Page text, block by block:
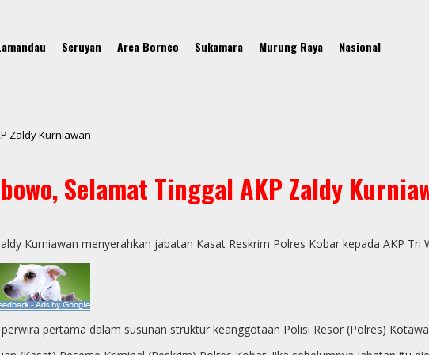
Seruyan Area Borneo Sukamara Murung Raya Nasional
Zaldy Kurniawan
Selamat Tinggal AKP Zaldy
Kurniawan menyerahkan jabatan Kasat Reskrim Polres Kobar kepada AKP Tri
pertama dalam susunan struktur keanggotaan Polisi Resor (Polres)